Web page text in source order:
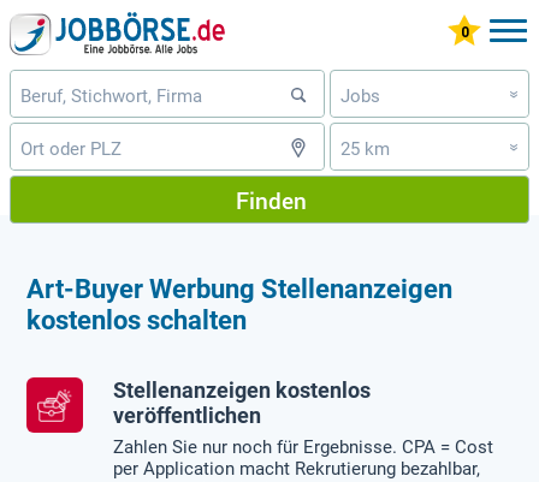
Jobs »
25 km »
Finden
Art-Buyer Werbung Stellenanzeigen
kostenlos schalten
Stellenanzeigen kostenlos
veröffentlichen
Zahlen Sie nur noch für Ergebnisse. CPA = Cost
per Application macht Rekrutierung bezahlbar,